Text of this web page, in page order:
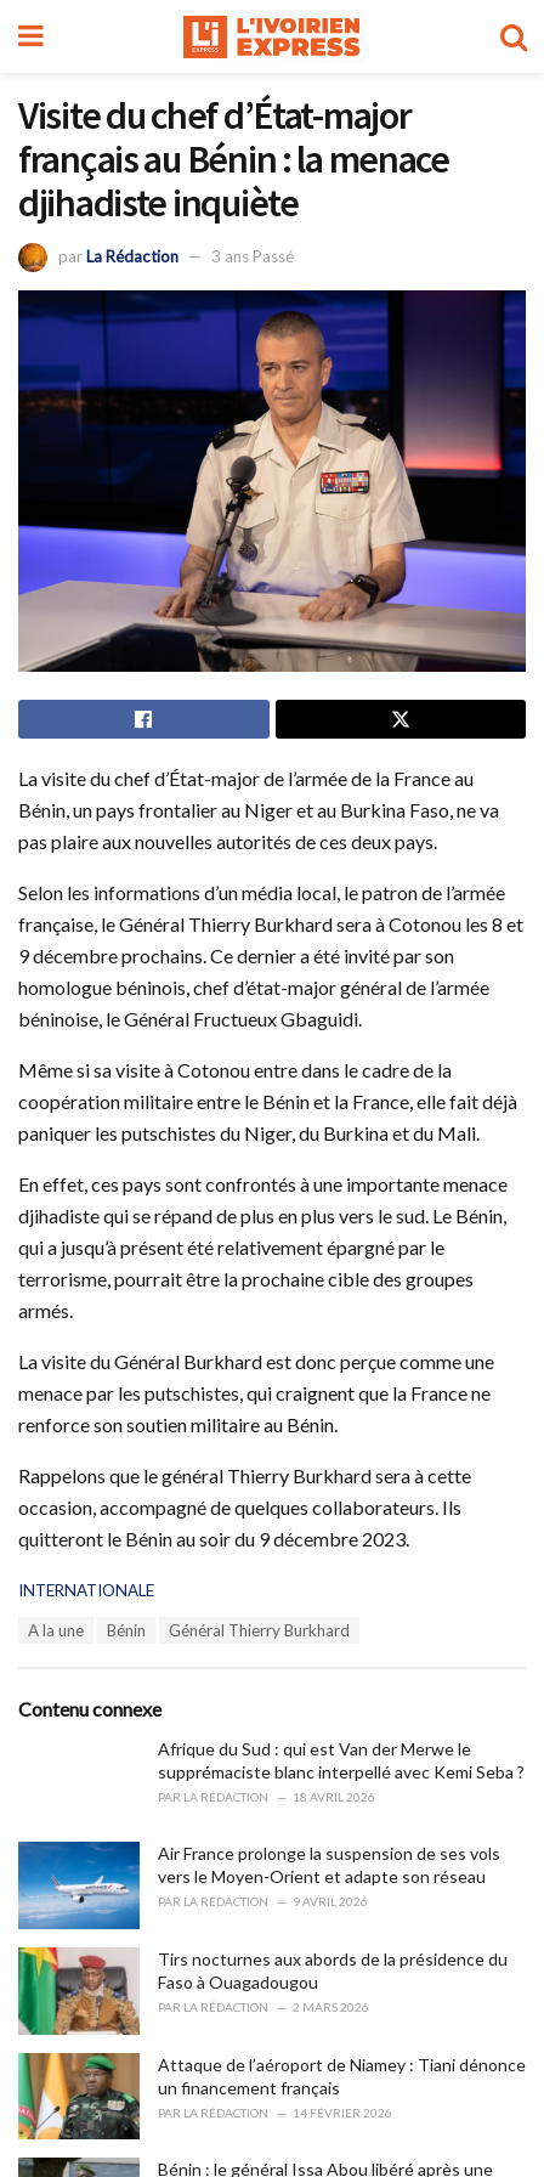
Visite du chef d’État-major
français au Bénin : la menace
djihadiste inquiète
parLa Rédaction 3 ans Passé
La visite du chef d’État-major de l’armée de la France au
Bénin, un pays frontalier au Niger et au Burkina Faso, ne va
pas plaire aux nouvelles autorités de ces deux pays.
Selon les informations d’un média local, le patron de l’armée
française, le Général Thierry Burkhard sera à Cotonou les 8 et
9 décembre prochains. Ce dernier a été invité par son
homologue béninois, chef d’état-major général de l’armée
béninoise, le Général Fructueux Gbaguidi.
Même si sa visite à Cotonou entre dans le cadre de la
coopération militaire entre le Bénin et la France, elle fait déjà
paniquer les putschistes du Niger, du Burkina et du Mali.
En effet, ces pays sont confrontés à une importante menace
djihadiste qui se répand de plus en plus vers le sud. Le Bénin,
qui a jusqu’à présent été relativement épargné par le
terrorisme, pourrait être la prochaine cible des groupes
armés.
La visite du Général Burkhard est donc perçue comme une
menace par les putschistes, qui craignent que la France ne
renforce son soutien militaire au Bénin.
Rappelons que le général Thierry Burkhard sera à cette
occasion, accompagné de quelques collaborateurs. Ils
quitteront le Bénin au soir du 9 décembre 2023.
C
o
r
INTERNATIONALE
:
A la une Bénin Général Thierry Burkhard
Contenu connexe
Afrique du Sud : qui est Van der Merwe le
supprémaciste blanc interpellé avec Kemi Seba ?
PAR LA RÉDACTION 18 AVRIL 2026
Air France prolonge la suspension de ses vols
vers le Moyen-Orient et adapte son réseau
PAR LA RÉDACTION 9 AVRIL 2026
Tirs nocturnes aux abords de la présidence du
Faso à Ouagadougou
PAR LA RÉDACTION 2 MARS 2026
Attaque de l’aéroport de Niamey : Tiani dénonce
un financement français
PAR LA RÉDACTION 14 FÉVRIER 2026
Bénin : le général Issa Abou libéré après une